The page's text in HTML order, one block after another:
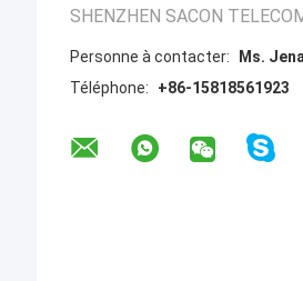
SHENZHEN SACON
Personne à contacter:
Ms. Jena
Téléphone:
+86-15818561923